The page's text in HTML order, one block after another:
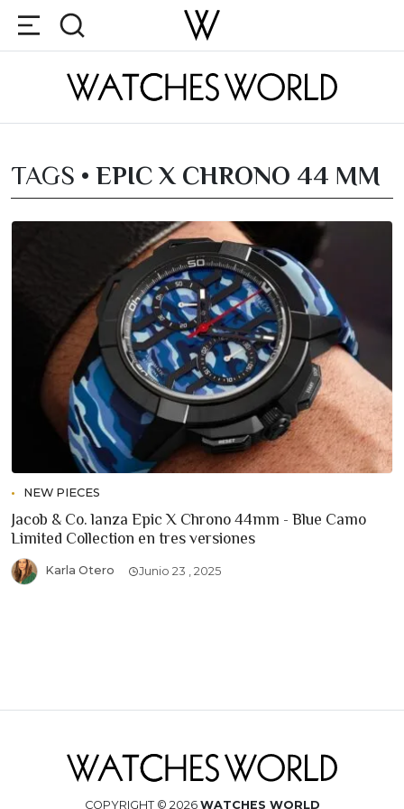
TAGS • EPIC X CHRONO 44 MM
NEW PIECES
Jacob & Co. lanza Epic X Chrono 44mm - Blue Camo
Limited Collection en tres versiones
Karla Otero Junio 23 , 2025
COPYRIGHT © 2026 WATCHES WORLD